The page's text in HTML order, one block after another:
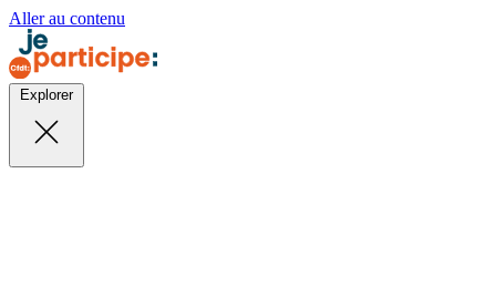
Aller au contenu
Explorer